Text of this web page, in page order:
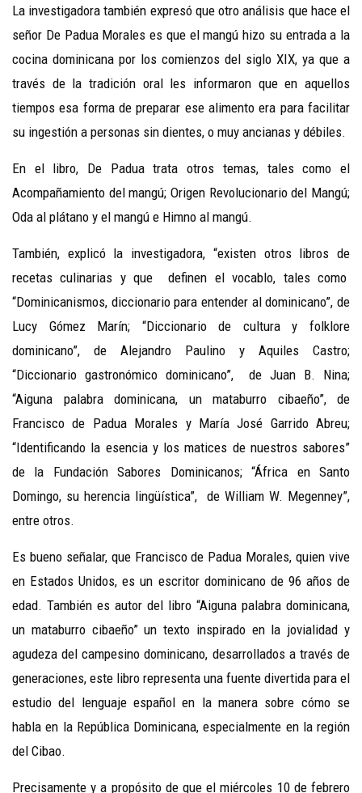
La investigadora también expresó que otro análisis que hace el
señor De Padua Morales es que el mangú hizo su entrada a la
cocina dominicana por los comienzos del siglo XIX, ya que a
través de la tradición oral les informaron que en aquellos
tiempos esa forma de preparar ese alimento era para facilitar
su ingestión a personas sin dientes, o muy ancianas y débiles.
En el libro, De Padua trata otros temas, tales como el
Acompañamiento del mangú; Origen Revolucionario del Mangú;
Oda al plátano y el mangú e Himno al mangú.
También, explicó la investigadora, “existen otros libros de
recetas culinarias y que definen el vocablo, tales como
“Dominicanismos, diccionario para entender al dominicano”, de
Lucy Gómez Marín; “Diccionario de cultura y folklore
dominicano”, de Alejandro Paulino y Aquiles Castro;
“Diccionario gastronómico dominicano”, de Juan B. Nina;
“Aiguna palabra dominicana, un mataburro cibaeño”, de
Francisco de Padua Morales y María José Garrido Abreu;
“Identificando la esencia y los matices de nuestros sabores”
de la Fundación Sabores Dominicanos; “África en Santo
Domingo, su herencia lingüística”, de William W. Megenney”,
entre otros.
Es bueno señalar, que Francisco de Padua Morales, quien vive
en Estados Unidos, es un escritor dominicano de 96 años de
edad. También es autor del libro “Aiguna palabra dominicana,
un mataburro cibaeño” un texto inspirado en la jovialidad y
agudeza del campesino dominicano, desarrollados a través de
generaciones, este libro representa una fuente divertida para el
estudio del lenguaje español en la manera sobre cómo se
habla en la República Dominicana, especialmente en la región
del Cibao.
Precisamente y a propósito de que el miércoles 10 de febrero